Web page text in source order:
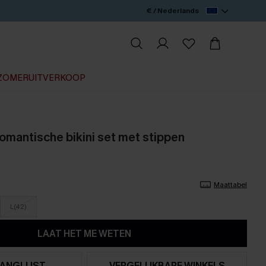
€ / Nederlands
bikini set met stippen
Maattabel
L(42)
LAAT HET ME WETEN